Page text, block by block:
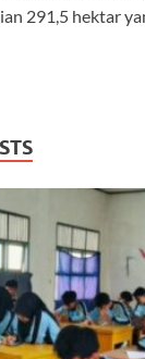
291,5 hektar